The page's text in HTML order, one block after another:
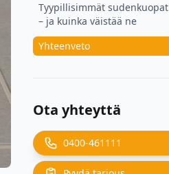
Tyypillisimmät sudenkuopat
– ja kuinka väistää ne
Yhteenveto
Ota yhteyttä
0400-461111